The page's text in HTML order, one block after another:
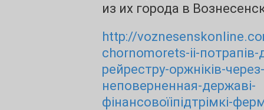
из их города в
http://
chornomorets-ii-потрапів-
рейрестру-оржніків-через-
неповерненная-державі-
фінансовоїіпідтрімкі-